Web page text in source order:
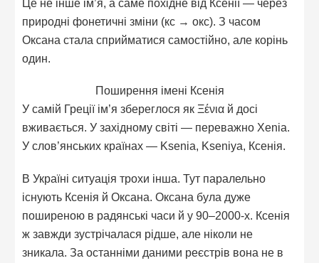
природні фонетичні зміни (кс → окс). З часом
Оксана стала сприйматися самостійно, але корінь
один.
Поширення імені Ксенія
У самій Греції ім’я збереглося як Ξένια й досі
вживається. У західному світі — переважно Xenia.
У слов’янських країнах — Ksenia, Kseniya, Ксенія.
В Україні ситуація трохи інша. Тут паралельно
існують Ксенія й Оксана. Оксана була дуже
поширеною в радянські часи й у 90–2000-х. Ксенія
ж завжди зустрічалася рідше, але ніколи не
зникала. За останніми даними реєстрів вона не в